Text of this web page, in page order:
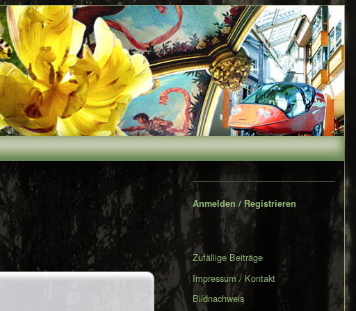
Secondary
Sidebar
Anmelden / Registrieren
Zufällige Beiträge
Impressum / Kontakt
Bildnachweis